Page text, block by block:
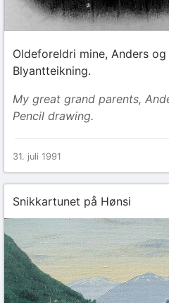
Oldeforeldri mine, Anders og
Blyantteikning.
My great grand parents,
Pencil drawing.
31. juli 1991
Snikkartunet på Hønsi